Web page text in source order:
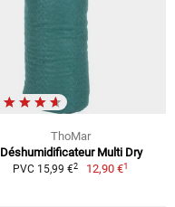
ThoMar
Déshumidificateur Multi Dry
PVC 15,99 €2 12,90 €1